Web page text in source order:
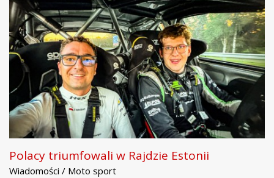
Polacy triumfowali w Rajdzie Estonii
Wiadomości / Moto sport